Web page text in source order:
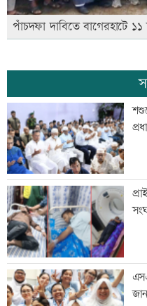
পাঁচদফা দাবিতে বাগেরহাটে